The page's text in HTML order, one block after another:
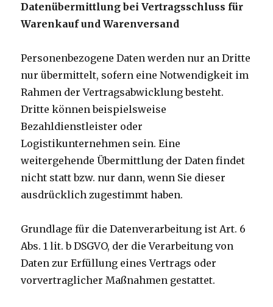
Datenübermittlung bei Vertragsschluss für
Warenkauf und Warenversand
Personenbezogene Daten werden nur an Dritte
nur übermittelt, sofern eine Notwendigkeit im
Rahmen der Vertragsabwicklung besteht.
Dritte können beispielsweise
Bezahldienstleister oder
Logistikunternehmen sein. Eine
weitergehende Übermittlung der Daten findet
nicht statt bzw. nur dann, wenn Sie dieser
ausdrücklich zugestimmt haben.
Grundlage für die Datenverarbeitung ist Art. 6
Abs. 1 lit. b DSGVO, der die Verarbeitung von
Daten zur Erfüllung eines Vertrags oder
vorvertraglicher Maßnahmen gestattet.